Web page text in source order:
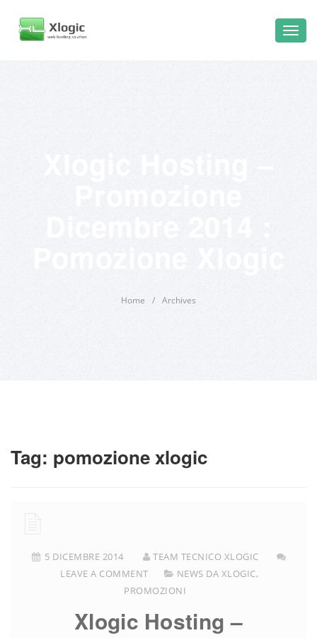
Home / Archives
Tag: pomozione xlogic
5 DICEMBRE 2014
TEAM TECNICO XLOGIC
LEAVE A COMMENT
NEWS DA XLOGIC,
PROMOZIONI
Xlogic Hosting –